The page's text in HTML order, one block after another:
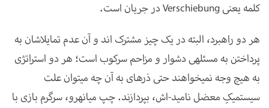
کلمه یعنیVerschiebungدر جریان است.
هر دو راه­برد، البته در یک چیز مشترک اند و آن عدم تمایل­اشان به
پرداختن به مسئله­ی دشوار و مزاحم سرکوب است؛ هر دو استراتژی
به هیچ وجه نمی­خواهند حتی ذره­ای به آن چه می­توان علت
سیستمیکِ معضل نامید-اش، بپردازند. چپ میانه­رو، سرگرم بازی با